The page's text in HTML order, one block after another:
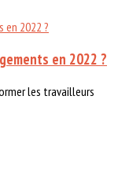
en 2022 ?
les travailleurs